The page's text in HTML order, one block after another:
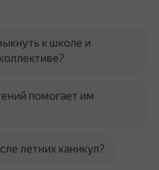
к школе и
помогает им
летних каникул?